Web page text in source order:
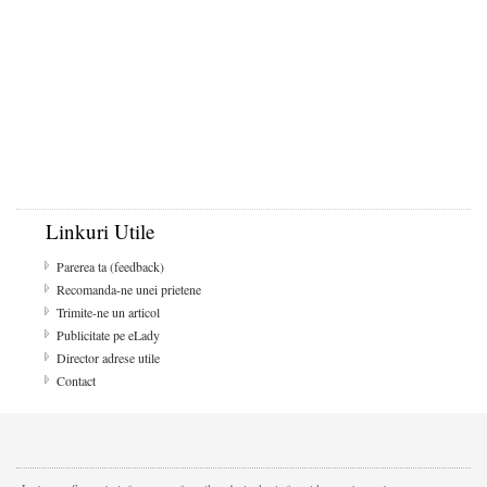
Linkuri Utile
Parerea ta (feedback)
Recomanda-ne unei prietene
Trimite-ne un articol
Publicitate pe eLady
Director adrese utile
Contact